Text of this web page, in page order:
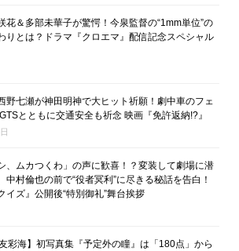
花＆多部未華子が驚愕！今泉監督の“1mm単位”の
りとは？ドラマ『クロエマ』配信記念スペシャル
野七瀬が神田明神で大ヒット祈願！劇中車のフェ
とともに交通安全も祈念 映画『免許返納!?』
、ムカつくわ」の声に歓喜！？変装して劇場に潜
中村倫也の前で“役者冥利”に尽きる秘話を告白！
イズ』公開後“特別御礼”舞台挨拶
彩海】初写真集『予定外の瞳』は「180点」から